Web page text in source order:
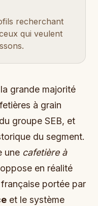
recherchant
qui veulent
grande majorité
à grain
groupe SEB, et
du segment.
une cafetière à
en réalité
portée par
et le système